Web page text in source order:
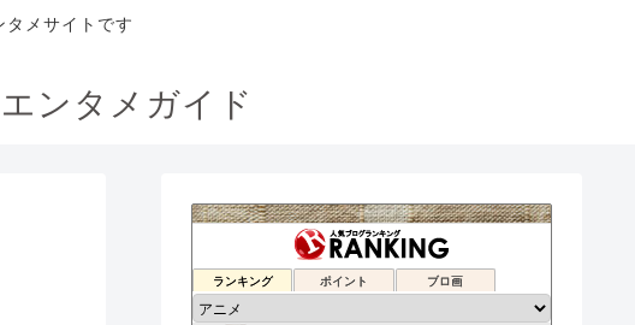
メサイトです
ンタメガイド
ランキング ポイント ブロ画
51位 アニメ〇わかり速報
52位